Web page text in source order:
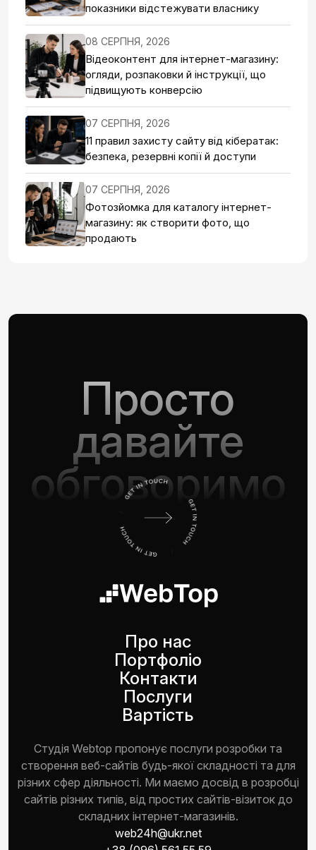
показники відстежувати власнику
08 СЕРПНЯ, 2026
Відеоконтент для інтернет-магазину:
огляди, розпаковки й інструкції, що
підвищують конверсію
07 СЕРПНЯ, 2026
11 правил захисту сайту від кібератак:
безпека, резервні копії й доступи
07 СЕРПНЯ, 2026
Фотозйомка для каталогу інтернет-
магазину: як створити фото, що
продають
Просто
давайте
обговоримо
Про нас
Портфоліо
Контакти
Послуги
Вартість
Студія Webtop пропонує послуги розробки та
створення веб-сайтів будь-якої складності та для
різних сфер діяльності. Ми маємо досвід в розробці
сайтів різних типів, від простих сайтів-візиток до
складних інтернет-магазинів.
web24h@ukr.net